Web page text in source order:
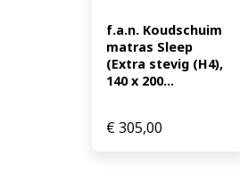
f.a.n. Koudschuim
matras Sleep
(Extra stevig (H4),
140 x 200...
€305,00